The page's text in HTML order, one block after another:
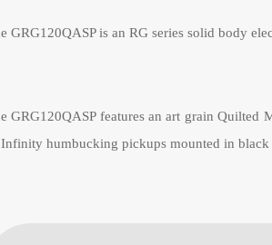
GRG120QASP is an RG series solid body
GRG120QASP features an art grain Quilted
humbucking pickups mounted in black